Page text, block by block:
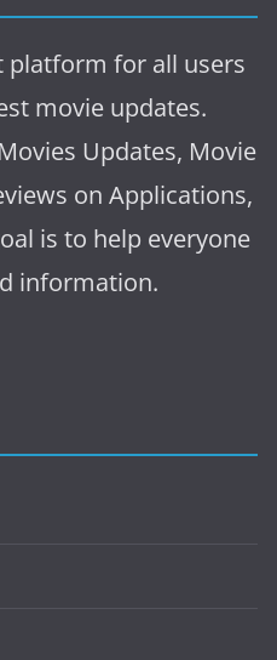
platform for all users
movie updates.
Updates, Movie
on Applications,
is to help everyone
information.